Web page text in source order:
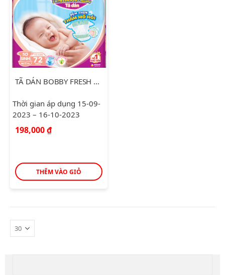
TÃ DÁN BOBBY FRESH SIÊU THẤM KHÔ THOÁNG XS72
Thời gian áp dụng 15-09-
2023 – 16-10-2023
198,000₫
THÊM VÀO GIỎ